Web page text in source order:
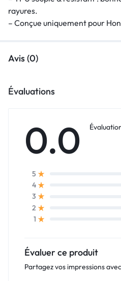
rayures.
– Conçue uniquement pour
Avis (0)
Évaluations
0.0
5
4
3
2
1
Évaluer ce produit
Partagez vos impressions